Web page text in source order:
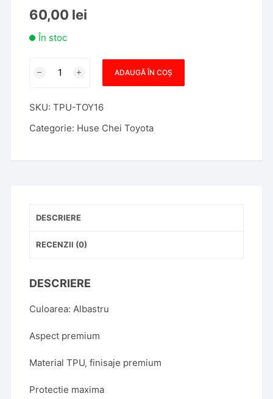
60,00 lei
În stoc
Toyota
Yaris
Cross
ADAUGĂ ÎN COȘ
SKU:TPU-TOY16
Categorie: Huse Chei Toyota
DESCRIERE
RECENZII (0)
DESCRIERE
Culoarea: Albastru
Aspect premium
Material TPU, finisaje premium
Protectie maxima